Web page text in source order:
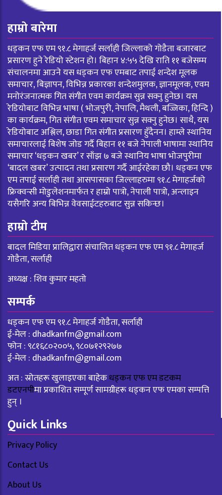
हाम्रो बारेमा
धड्कन एफ एम ९१.८ मेगाहर्ज सर्लाही जिल्लाको गोडैता बजारबाट
प्रसारण हुने रेडियो स्टेशन हो। बिहान ४:५५ देखि राति ११ बजेसम्म
संचालनमा आउने यस धड्कन एफ एमबाट तपाई शन्देश मूलक
समाचार, बिज्ञापन, विभिन्न प्रकारका शन्देशमुलक, ज्ञानमूलक, एवम
मनोरंजनात्मक गित संगीत एवम कार्यक्रम सुन्न सक्नु हुनेछ। यस
रेडियोबाट विभिन्न भाषा ( भोजपुरी, नेपालि, मैथली, बज्जिका, हिन्दि )
का कार्यक्रम, गित संगीत एवम समाचार सुन्न सक्नु हुनेछ। साथै, यस
रेडियोबाट अश्लिल, छाडा गित संगीत प्रसारण हुँदैनन। हाम्ले स्थानिय
समाचारलाई बिशेष जोड गर्दै बिहान ११ बजे नेपाली भाषामा स्थानिय
समाचार ‘धड्कन खबर’ र साँझ ७ बजे स्थानिय भाषा भोजपुरीमा
‘बादल खबर’ उत्पादन तथा प्रसारण गर्दै आईरहेका छौ। धड्कन एफ
एम तपाई सर्लाही तथा आसपासका जिल्लाहरुमा ९१.८ मेगाहर्जको
फ्रिक्वन्सी मोडुलेशनमार्फत र हाम्रो पात्रो, नेपाली पात्रो, अन्लाइन
यसैगरि अन्य बिभिन्न वेवसाईटहरुबाट सुन्न सकिन्छ।
हाम्रो टीम
बादल मिडिया प्रालिद्वारा संचालित धड्कन एफ एम ९१.८ मेगाहर्ज
गोडैता, सर्लाही
अध्यक्ष : शिव कुमार महतो
सम्पर्क
धड्कन एफ एम ९१.८ मेगाहर्ज गोडैता, सर्लाही
ई-मेल : dhadkanfm@gmail.com
फोन : ९८१६८०२००५, ९८०७१२९२७७
ई-मेल : dhadkanfm@gmail.com
अत : स्रोतहरू खुलाइएका बाहेकधड्कन एफ एम डटकम
डटएनपीमा प्रकाशित सम्पूर्ण सामग्रीहरू धड्कन एफ एमका सम्पत्ति
हुन् ।
Quick Links
Privacy Policy
Contact Us
About Us